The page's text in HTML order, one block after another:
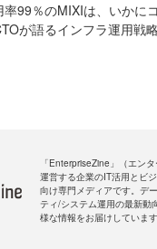
率99％のMIXIは、いかに
が語るインフラ運用戦
「EnterpriseZine」（エン
運営する企業のIT活用とビ
向け専門メディアです。デ
ティ/システム運用の最新動
様な情報をお届けしています